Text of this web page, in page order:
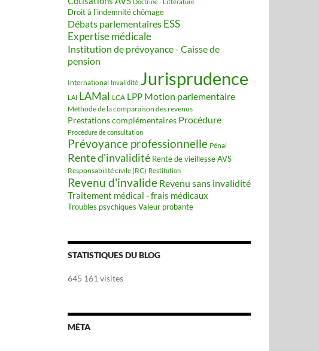
Droit à l’indemnité chômage
Débats parlementaires ESS
Expertise médicale
Institution de prévoyance - Caisse de
pension
International Invalidité Jurisprudence
LAI LAMal LCA LPP Motion parlementaire
Méthode de la comparaison des revenus
Prestations complémentaires Procédure
Procédure de consultation
Prévoyance professionnelle Pénal
Rente d'invalidité Rente de vieillesse AVS
Responsabilité civile (RC) Restitution
Revenu d'invalide Revenu sans invalidité
Traitement médical - frais médicaux
Troubles psychiques Valeur probante
STATISTIQUES DU BLOG
645 161 visites
MÉTA